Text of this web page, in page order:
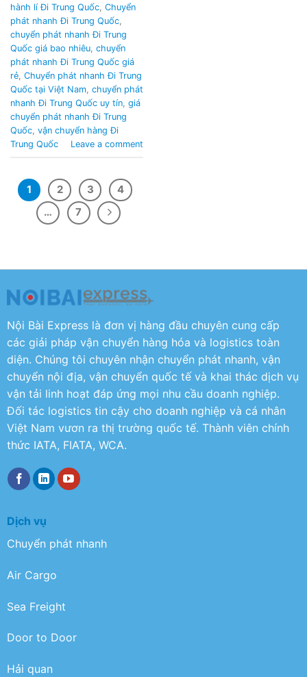
hành lí Đi Trung Quốc, Chuyển
phát nhanh Đi Trung Quốc,
chuyển phát nhanh Đi Trung
Quốc giá bao nhiêu, chuyển
phát nhanh Đi Trung Quốc giá
rẻ, Chuyển phát nhanh Đi Trung
Quốc tại Việt Nam, chuyển phát
nhanh Đi Trung Quốc uy tín, giá
chuyển phát nhanh Đi Trung
Quốc, vận chuyển hàng Đi
Trung Quốc
Leave a comment
1 2 3
4
…
7
Nội Bài Express là đơn vị hàng đầu chuyên cung cấp
các giải pháp vận chuyển hàng hóa và logistics toàn
diện. Chúng tôi chuyên nhận chuyển phát nhanh, vận
chuyển nội địa, vận chuyển quốc tế và khai thác dịch vụ
vận tải linh hoạt đáp ứng mọi nhu cầu doanh nghiệp.
Đối tác logistics tin cậy cho doanh nghiệp và cá nhân
Việt Nam vươn ra thị trường quốc tế. Thành viên chính
thức IATA, FIATA, WCA.
Dịch vụ
Chuyển phát nhanh
Air Cargo
Sea Freight
Door to Door
Hải quan